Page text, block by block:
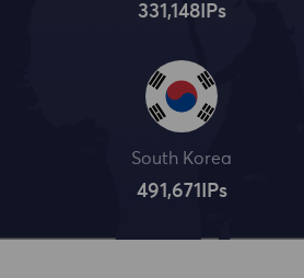
331,148IPs
South Korea
491,672 IPs